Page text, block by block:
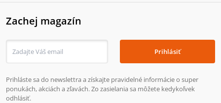
Zachej magazín
Prihlásiť
Prihláste sa do newslettra a získajte pravidelné informácie o super
ponukách, akciách a zľavách. Zo zasielania sa môžete kedykoľvek
odhlásiť.